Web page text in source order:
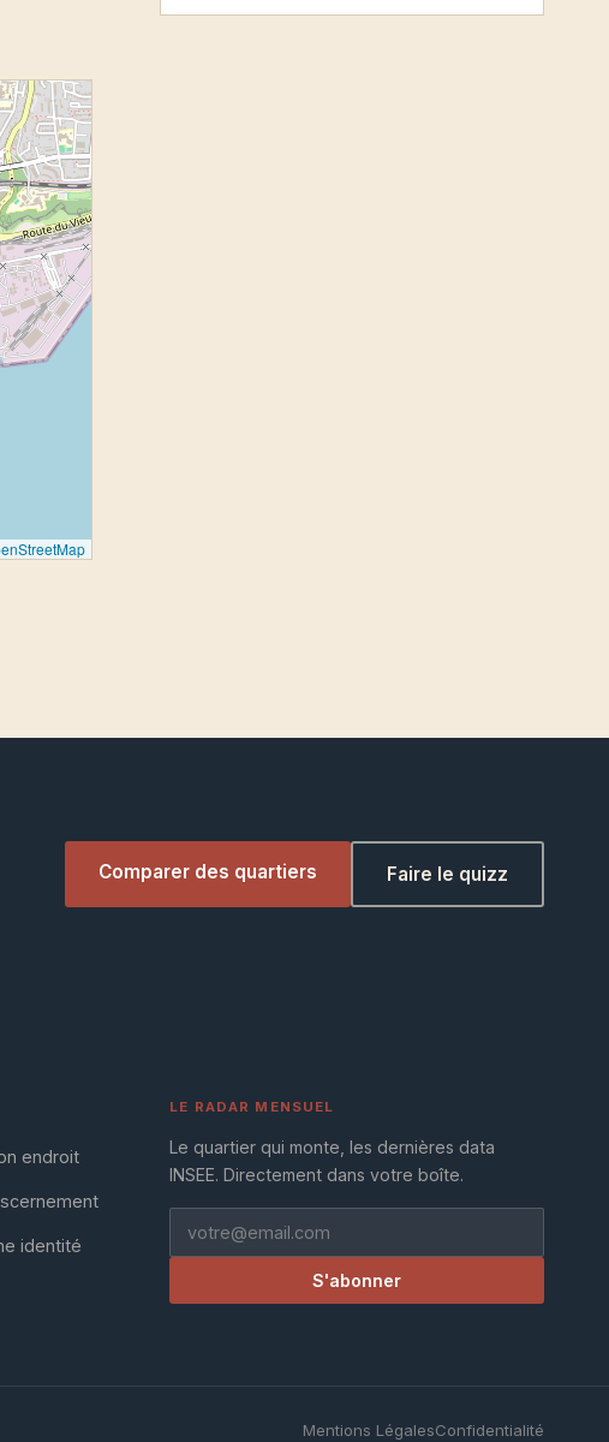
Comparer des quartiers Faire le quizz
endroit
identité
LE RADAR MENSUEL
Le quartier qui monte, les dernières data
INSEE. Directement dans votre boîte.
S'abonner
Mentions LégalesConfidentialité